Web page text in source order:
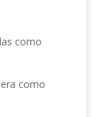
como
como